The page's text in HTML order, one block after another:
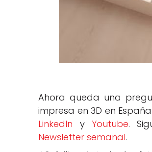
Ahora queda una
impresa en 3D en
LinkedIn y Youtube.
Newsletter semanal.